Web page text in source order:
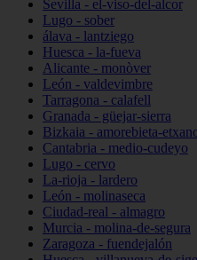
Sevilla - el-viso-del-alcor
Lugo - sober
álava - lantziego
Huesca - la-fueva
Alicante - monòver
León - valdevimbre
Tarragona - calafell
Granada - güejar-sierra
Bizkaia - amorebieta-
Cantabria - medio-cudeyo
Lugo - cervo
La-rioja - lardero
León - molinaseca
Ciudad-real - almagro
Murcia - molina-de-segura
Zaragoza - fuendejalón